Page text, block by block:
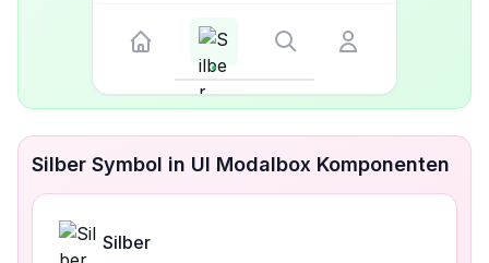
Silber Symbol in UI Modalbox Komponenten
Silber